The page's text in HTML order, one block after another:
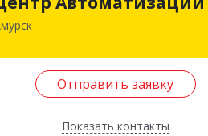
Отправить заявку
Показать контакты
682640, Хабаровский край,
Отправить заявку